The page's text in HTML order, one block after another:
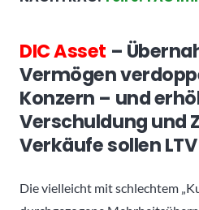
DIC Asset –
Vermögen
Konzern – und
Verschuldung und
Verkäufe sollen
Die vielleicht mit schlechtem